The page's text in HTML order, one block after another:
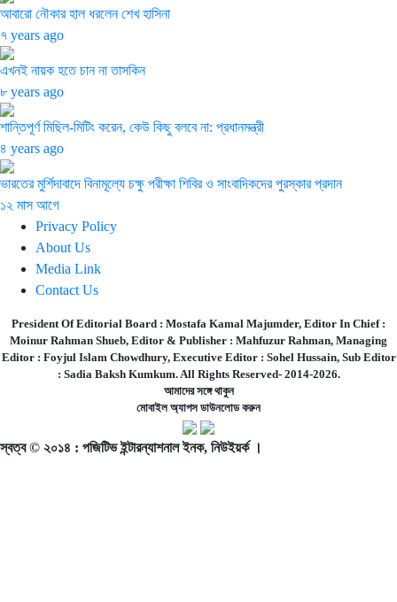
আবারো নৌকার হাল ধরলেন শেখ হাসিনা
৭ years ago
এখনই নায়ক হতে চান না তাসকিন
৮ years ago
শান্তিপূর্ণ মিছিল-মিটিং করেন, কেউ কিছু বলবে না: প্রধানমন্ত্রী
৪ years ago
ভারতের মুর্শিদাবাদে বিনামূল্যে চক্ষু পরীক্ষা শিবির ও সাংবাদিকদের পুরস্কার প্রদান
১২ মাস আগে
Privacy Policy
About Us
Media Link
Contact Us
President Of Editorial Board : Mostafa Kamal Majumder, Editor In Chief :
Moinur Rahman Shueb, Editor & Publisher : Mahfuzur Rahman, Managing
Editor : Foyjul Islam Chowdhury, Executive Editor : Sohel Hussain, Sub Editor
: Sadia Baksh Kumkum. All Rights Reserved- 2014-2026.
আমাদের সঙ্গে থাকুন
মোবাইল অ্যাপস ডাউনলোড করুন
স্বত্ব © ২০১৪ : পজিটিভ ইন্টারন্যাশনাল ইনক, নিউইয়র্ক ।